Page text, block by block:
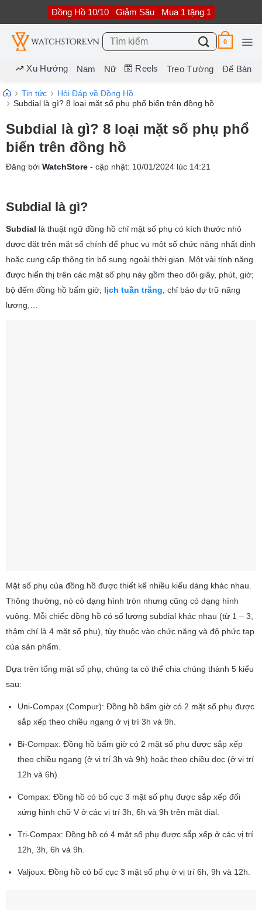
nội
dung
Đồng Hồ 10/10 Giảm Sâu Mua 1 tặng 1
Tìm
kiếm:
0
Xu Hướng Nam Nữ Reels Treo Tường Để Bàn
Tin tức
Hỏi Đáp về Đồng Hồ
Subdial là gì? 8 loại mặt số phụ phổ biến trên đồng hồ
Subdial là gì? 8 loại mặt số phụ phổ
biến trên đồng hồ
Đăng bởi WatchStore - cập nhật: 10/01/2024 lúc 14:21
Subdial là gì?
Subdial là thuật ngữ đồng hồ chỉ mặt số phụ có kích thước nhỏ
được đặt trên mặt số chính để phục vụ một số chức năng nhất định
hoặc cung cấp thông tin bổ sung ngoài thời gian. Một vài tính năng
được hiển thị trên các mặt số phụ này gồm theo dõi giây, phút, giờ;
bộ đếm đồng hồ bấm giờ, lịch tuần trăng , chỉ báo dự trữ năng
lượng,…
Mặt số phụ của đồng hồ được thiết kế nhiều kiểu dáng khác nhau.
Thông thường, nó có dạng hình tròn nhưng cũng có dạng hình
vuông. Mỗi chiếc đồng hồ có số lượng subdial khác nhau (từ 1 – 3,
thậm chí là 4 mặt số phụ), tùy thuộc vào chức năng và độ phức tạp
của sản phẩm.
Dựa trên tổng mặt số phụ, chúng ta có thể chia chúng thành 5 kiểu
sau:
Uni-Compax (Compur): Đồng hồ bấm giờ có 2 mặt số phụ được
sắp xếp theo chiều ngang ở vị trí 3h và 9h.
Bi-Compax: Đồng hồ bấm giờ có 2 mặt số phụ được sắp xếp
theo chiều ngang (ở vị trí 3h và 9h) hoặc theo chiều dọc (ở vị trí
12h và 6h).
Compax: Đồng hồ có bố cục 3 mặt số phụ được sắp xếp đối
xứng hình chữ V ở các vị trí 3h, 6h và 9h trên mặt dial.
Tri-Compax: Đồng hồ có 4 mặt số phụ được sắp xếp ở các vị trí
12h, 3h, 6h và 9h.
Valjoux: Đồng hồ có bố cục 3 mặt số phụ ở vị trí 6h, 9h và 12h.